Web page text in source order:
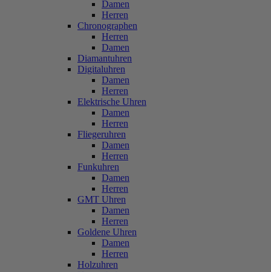
Damen
Herren
Chronographen
Herren
Damen
Diamantuhren
Digitaluhren
Damen
Herren
Elektrische Uhren
Damen
Herren
Fliegeruhren
Damen
Herren
Funkuhren
Damen
Herren
GMT Uhren
Damen
Herren
Goldene Uhren
Damen
Herren
Holzuhren